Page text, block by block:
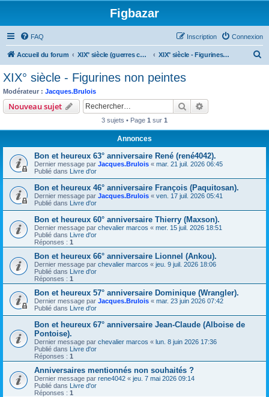
Figbazar
FAQ Connexion
Inscription
Accueil du forum XIX° siècle (guerres coloniales, guerres nationales, guerre de Secession ...) XIX° siècle - Figurines non peintes
XIX° siècle - Figurines non peintes
Modérateur : Jacques.Brulois
Nouveau sujet Rechercher
3 sujets • Page 1 sur 1
Annonces
Bon et heureux 63° anniversaire René (rené4042).
Dernier message par Jacques.Brulois « mar. 21 juil. 2026 06:45
Publié dans Livre d'or
Bon et heureux 46° anniversaire François (Paquitosan).
Dernier message par Jacques.Brulois « ven. 17 juil. 2026 05:41
Publié dans Livre d'or
Bon et heureux 60° anniversaire Thierry (Maxson).
Dernier message par chevalier marcos « mer. 15 juil. 2026 18:51
Publié dans Livre d'or
Réponses : 1
Bon et heureux 66° anniversaire Lionnel (Ankou).
Dernier message par chevalier marcos « jeu. 9 juil. 2026 18:06
Publié dans Livre d'or
Réponses : 1
Bon et heureux 57° anniversaire Dominique (Wrangler).
Dernier message par Jacques.Brulois « mar. 23 juin 2026 07:42
Publié dans Livre d'or
Bon et heureux 67° anniversaire Jean-Claude (Alboise de
Pontoise).
Dernier message par chevalier marcos « lun. 8 juin 2026 17:36
Publié dans Livre d'or
Réponses : 1
Anniversaires mentionnés non souhaités ?
Dernier message par rene4042 « jeu. 7 mai 2026 09:14
Publié dans Livre d'or
Réponses : 1